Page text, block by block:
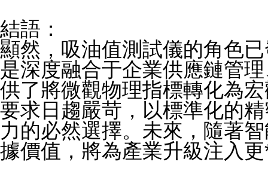
結語：
顯然，吸油值測試儀的角色
是深度融合于企業供應鏈管
供了將微觀物理指標轉化為
要求日趨嚴苛，以標準化的
力的必然選擇。未來，隨著
據價值，將為產業升級注入